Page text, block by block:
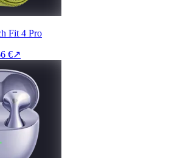
Fit 4 Pro
€↗